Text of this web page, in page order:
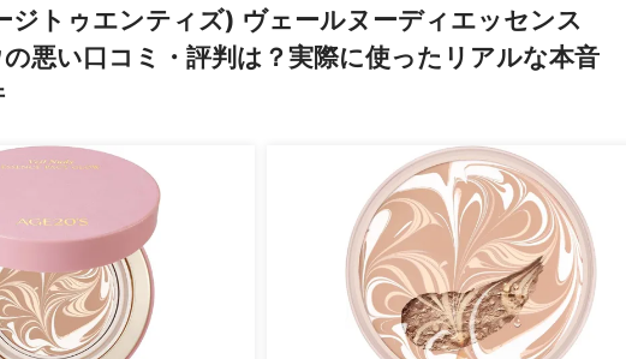
ジトゥエンティズ) ヴェールヌーディエッセンス
悪い口コミ・評判は？実際に使ったリアルな本音